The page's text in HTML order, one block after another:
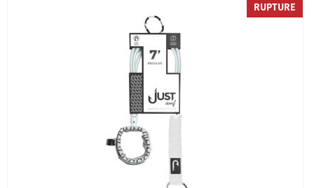
RUPTURE